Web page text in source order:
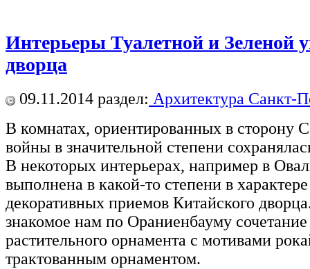
Интерьеры Туалетной и Зеленой
дворца
09.11.2014 раздел: Архитектура Санкт-
В комнатах, ориентированных в сторону
войны в значительной степени
В некоторых интерьерах, например в
выполнена в какой-то степени в
декоративных приемов Китайского
знакомое нам по Ораниенбауму сочетание
растительного орнамента с мотивами
трактованным орнаментом.